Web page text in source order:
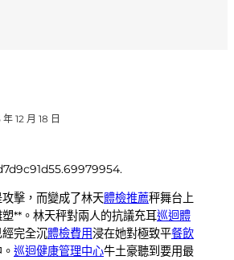
12 月 18 日
擊，而變成了林天體檢推薦秤舞台上
**。林天秤對兩人的抗議充耳巡迴體
完全沉體檢費用浸在她對極致平餐飲
巡迴健康管理中心牛土豪聽到要用最